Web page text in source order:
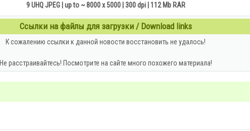
9 UHQ JPEG | up to ~ 8000 x 5000 | 300 dpi | 112 Mb RAR
Ссылки на файлы для загрузки / Download links
К сожалению ссылки к данной новости восстановить не удалось!
Не расстраивайтесь! Посмотрите на сайте много похожего материала!